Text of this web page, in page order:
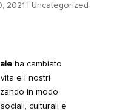
2021 | Uncategorized
ha cambiato
e i nostri
in modo
culturali e